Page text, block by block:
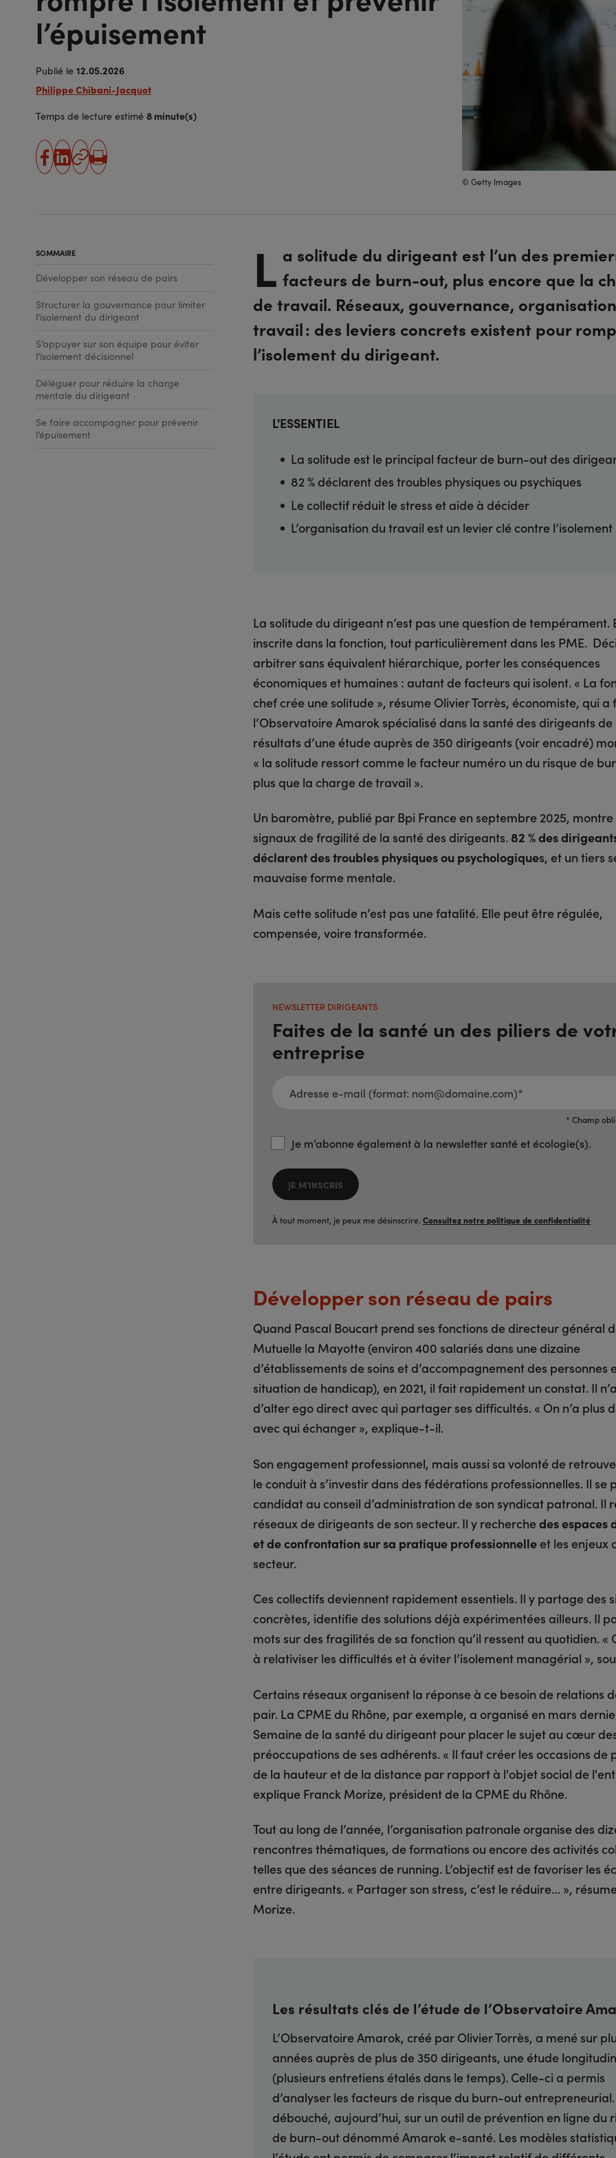
l’épuisement
Publié le 12.05.2026
Philippe Chibani-Jacquot
Temps de lecture estimé 8 minute(s)
partager
partager
Copier
Imprimer
© Getty Images
SOMMAIRE
Développer son réseau de pairs
Structurer la gouvernance pour limiter
l’isolement du dirigeant
S’appuyer sur son équipe pour éviter
l’isolement décisionnel
Déléguer pour réduire la charge
mentale du dirigeant
Se faire accompagner pour prévenir
l’épuisement
L a solitude du dirigeant est l’un des
facteurs de burn-out, plus encore que la
de travail. Réseaux, gouvernance,
travail : des leviers concrets existent pour
l’isolement du dirigeant.
L'ESSENTIEL
La solitude est le principal facteur de burn-out des
82 % déclarent des troubles physiques ou psychiques
Le collectif réduit le stress et aide à décider
L’organisation du travail est un levier clé contre l’isolement
La solitude du dirigeant n’est pas une question de tempérament.
inscrite dans la fonction, tout particulièrement dans les PME.
arbitrer sans équivalent hiérarchique, porter les conséquences
économiques et humaines : autant de facteurs qui isolent. « La
chef crée une solitude », résume Olivier Torrès, économiste, qui a
l’Observatoire Amarok spécialisé dans la santé des dirigeants de
résultats d’une étude auprès de 350 dirigeants (voir encadré)
« la solitude ressort comme le facteur numéro un du risque de
plus que la charge de travail ».
Un baromètre, publié par Bpi France en septembre 2025, montre
signaux de fragilité de la santé des dirigeants. 82 % des
déclarent des troubles physiques ou psychologiques, et un tiers
mauvaise forme mentale.
Mais cette solitude n’est pas une fatalité. Elle peut être régulée,
compensée, voire transformée.
NEWSLETTER DIRIGEANTS
Faites de la santé un des piliers de
entreprise
MAIL
* Champ
Je m’abonne également à la newsletter santé et écologie(s).
JE M'INSCRIS
À tout moment, je peux me désinscrire. Consultez notre politique de confidentialité
Développer son réseau de pairs
Quand Pascal Boucart prend ses fonctions de directeur général
Mutuelle la Mayotte (environ 400 salariés dans une dizaine
d’établissements de soins et d’accompagnement des personnes
situation de handicap), en 2021, il fait rapidement un constat. Il
d’alter ego direct avec qui partager ses difficultés. « On n’a plus
avec qui échanger », explique-t-il.
Son engagement professionnel, mais aussi sa volonté de
le conduit à s’investir dans des fédérations professionnelles. Il se
candidat au conseil d’administration de son syndicat patronal. Il
réseaux de dirigeants de son secteur. Il y recherchedes espaces
et de confrontation sur sa pratique professionnelle et les enjeux
secteur.
Ces collectifs deviennent rapidement essentiels. Il y partage des
concrètes, identifie des solutions déjà expérimentées ailleurs. Il
mots sur des fragilités de sa fonction qu’il ressent au quotidien. «
à relativiser les difficultés et à éviter l’isolement managérial »,
Certains réseaux organisent la réponse à ce besoin de relations
pair. La CPME du Rhône, par exemple, a organisé en mars
Semaine de la santé du dirigeant pour placer le sujet au cœur
préoccupations de ses adhérents. « Il faut créer les occasions de
de la hauteur et de la distance par rapport à l'objet social de
explique Franck Morize, président de la CPME du Rhône.
Tout au long de l’année, l’organisation patronale organise des
rencontres thématiques, de formations ou encore des activités
telles que des séances de running. L’objectif est de favoriser les
entre dirigeants. « Partager son stress, c’est le réduire… »,
Morize.
Les résultats clés de l’étude de l’Observatoire
L’Observatoire Amarok, créé par Olivier Torrès, a mené sur
années auprès de plus de 350 dirigeants, une étude
(plusieurs entretiens étalés dans le temps). Celle-ci a permis
d’analyser les facteurs de risque du burn-out entrepreneurial.
débouché, aujourd’hui, sur un outil de prévention en ligne du
de burn-out dénommé Amarok e-santé. Les modèles